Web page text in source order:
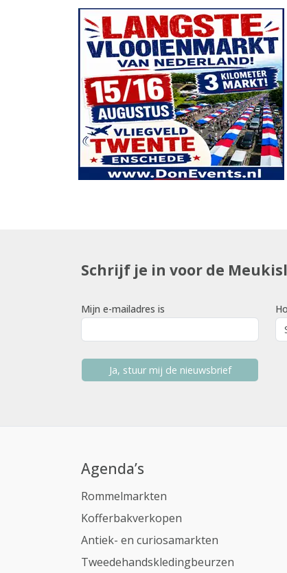
Schrijf je in voor de
Mijn e-mailadres is
Ja, stuur mij de nieuwsbrief
Agenda’s
Rommelmarkten
Kofferbakverkopen
Antiek- en curiosamarkten
Tweedehandskledingbeurzen